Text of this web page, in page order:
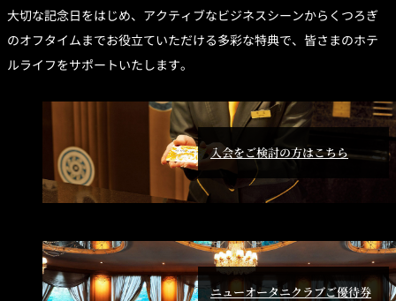
規ご入会／ご利
用キャンペーン
ニ
ク
ブ
員
規
大切な記念日をはじめ、アクティブなビジネスシーンからくつろぎ
のオフタイムまでお役立ていただける多彩な特典で、皆さまのホテ
ルライフをサポートいたします。
入会をご検討の方はこちら
ニューオータニクラブご優待券